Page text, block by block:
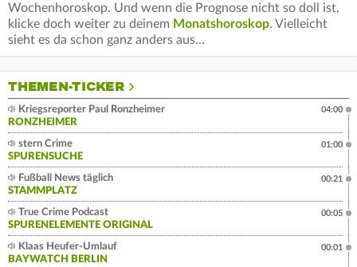
Wochenhoroskop. Und wenn die Prognose nicht so doll ist,
klicke doch weiter zu deinem Monatshoroskop. Vielleicht
sieht es da schon ganz anders aus...
THEMEN-TICKER
Kriegsreporter Paul Ronzheimer
RONZHEIMER
04:00
stern Crime
SPURENSUCHE
01:00
Fußball News täglich
STAMMPLATZ
00:21
True Crime Podcast
SPURENELEMENTE ORIGINAL
00:05
Klaas Heufer-Umlauf
BAYWATCH BERLIN
00:01